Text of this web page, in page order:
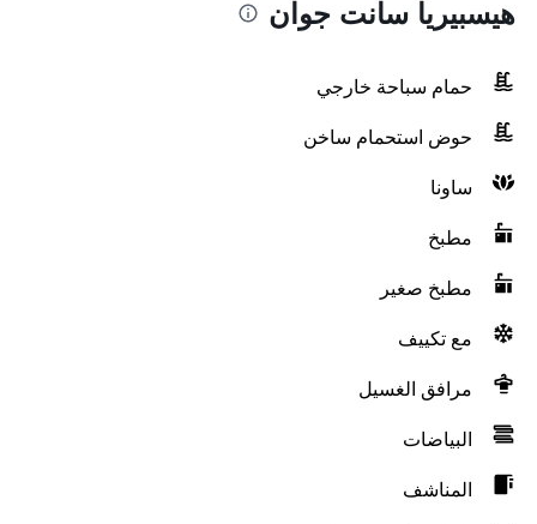
هيسبيريا سانت جوان
حمام سباحة خارجي
حوض استحمام ساخن
ساونا
مطبخ
مطبخ صغير
مع تكييف
مرافق الغسيل
البياضات
المناشف